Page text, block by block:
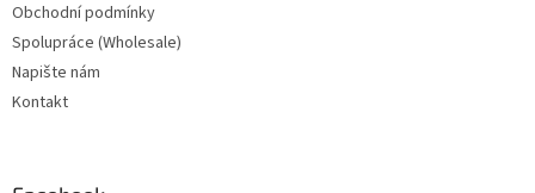
Obchodní podmínky
Spolupráce (Wholesale)
Napište nám
Kontakt